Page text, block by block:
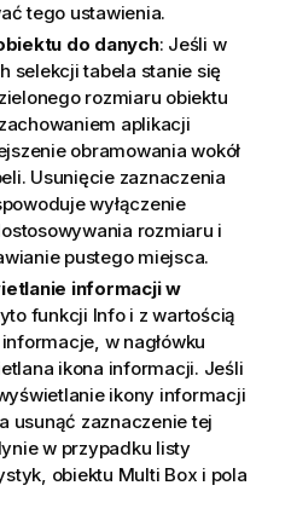
tego ustawienia.
do danych: Jeśli w
selekcji tabela stanie się
rozmiaru obiektu
aplikacji
obramowania wokół
Usunięcie zaznaczenia
wyłączenie
rozmiaru i
pustego miejsca.
informacji w
funkcji Info i z wartością
w nagłówku
ikona informacji. Jeśli
ikony informacji
usunąć zaznaczenie tej
w przypadku listy
obiektu Multi Box i pola